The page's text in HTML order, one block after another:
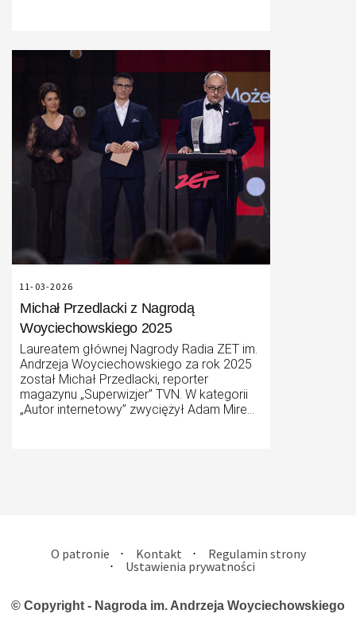
poprzedni rok.
11-03-2026
Michał Przedlacki z Nagrodą
Woyciechowskiego 2025
Laureatem głównej Nagrody Radia ZET im.
Andrzeja Woyciechowskiego za rok 2025
został Michał Przedlacki, reporter
magazynu „Superwizjer” TVN. W kategorii
„Autor internetowy” zwyciężył Adam Mirek
O patronie Kontakt
Regulamin strony
Ustawienia prywatności
© Copyright - Nagroda im. Andrzeja Woyciechowskiego